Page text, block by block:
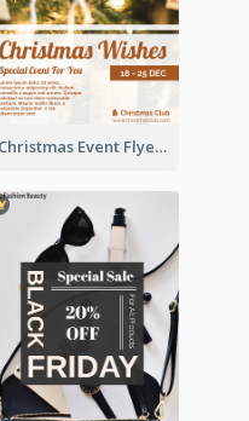
Christmas Event Flyer In Warm Colour Tone